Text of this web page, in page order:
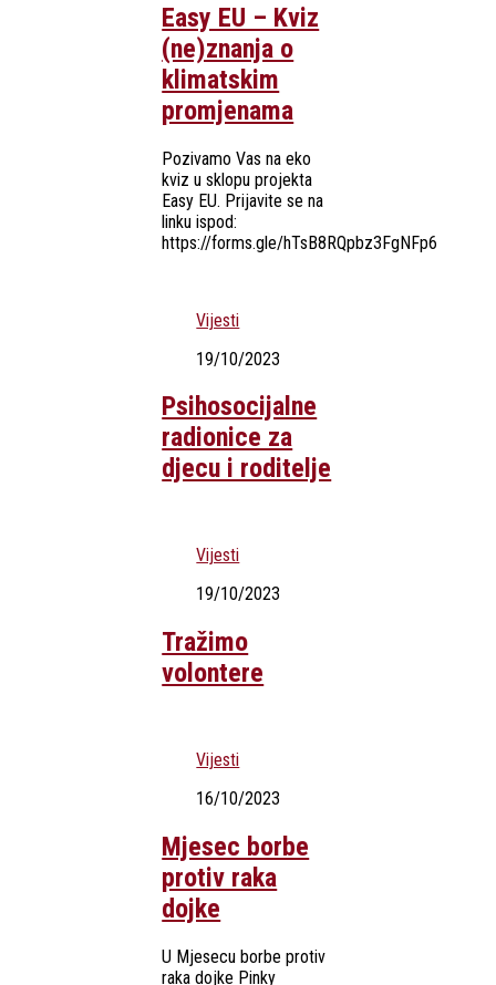
Easy EU – Kviz
(ne)znanja o
klimatskim
promjenama
Pozivamo Vas na eko
kviz u sklopu projekta
Easy EU. Prijavite se na
linku ispod:
https://forms.gle/hTsB8RQpbz3FgNFp6
Vijesti
19/10/2023
Psihosocijalne
radionice za
djecu i roditelje
Vijesti
19/10/2023
Tražimo
volontere
Vijesti
16/10/2023
Mjesec borbe
protiv raka
dojke
U Mjesecu borbe protiv
raka dojke Pinky